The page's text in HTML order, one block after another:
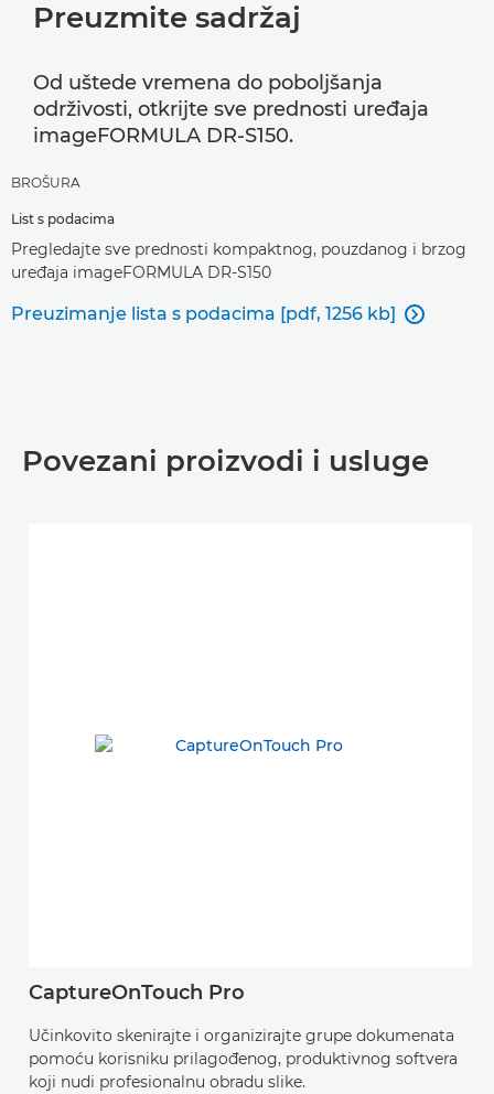
Preuzmite sadržaj
Od uštede vremena do poboljšanja
održivosti, otkrijte sve prednosti uređaja
imageFORMULA DR-S150.
BROŠURA
List s podacima
Pregledajte sve prednosti kompaktnog, pouzdanog i brzog
uređaja imageFORMULA DR-S150
Preuzimanje lista s podacima [pdf, 1256 kb] 
Povezani proizvodi i usluge
CaptureOnTouch Pro
Učinkovito skenirajte i organizirajte grupe dokumenata
pomoću korisniku prilagođenog, produktivnog softvera
koji nudi profesionalnu obradu slike.